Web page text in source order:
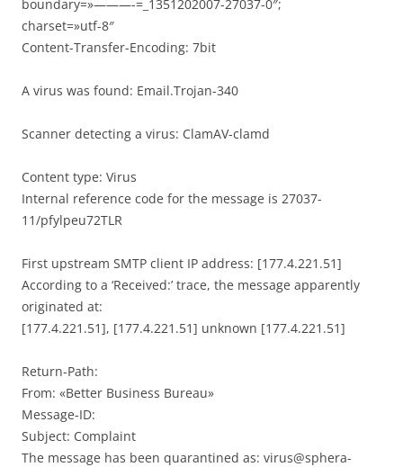
boundary=»———-=_1351202007-27037-0″;
charset=»utf-8″
Content-Transfer-Encoding: 7bit
A virus was found: Email.Trojan-340
Scanner detecting a virus: ClamAV-clamd
Content type: Virus
Internal reference code for the message is 27037-
11/pfylpeu72TLR
First upstream SMTP client IP address: [177.4.221.51]
According to a ‘Received:’ trace, the message apparently
originated at:
[177.4.221.51], [177.4.221.51] unknown [177.4.221.51]
Return-Path:
From: «Better Business Bureau»
Message-ID:
Subject: Complaint
The message has been quarantined as: virus@sphera-